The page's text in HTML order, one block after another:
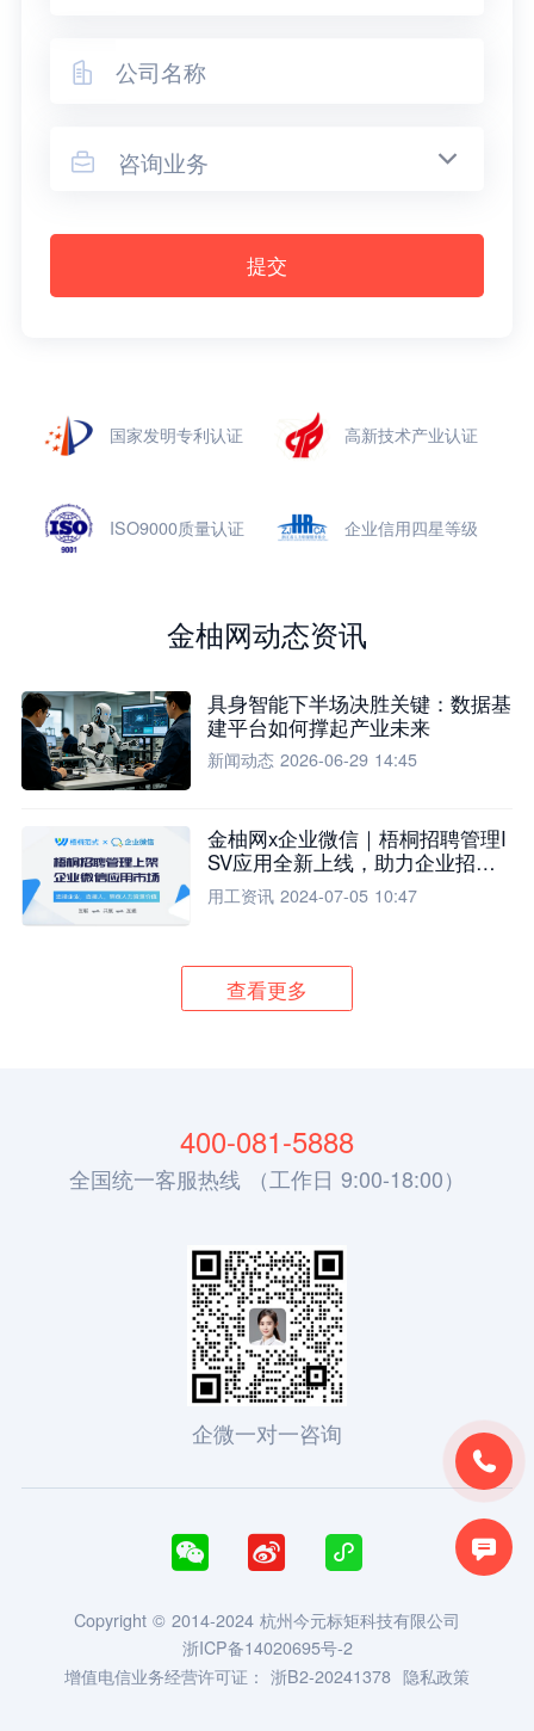

 咨询业务
提交
国家发明专利认证 高新技术产业认证
ISO9000质量认证 企业信用四星等级
金柚网动态资讯
具身智能下半场决胜关键：数据基
建平台如何撑起产业未来
新闻动态 2026-06-29 14:45
金柚网x企业微信｜梧桐招聘管理I
SV应用全新上线，助力企业招聘
流程全面升级
用工资讯 2024-07-05 10:47
查看更多


400-081-5888
全国统一客服热线 （工作日 9:00-18:00）
企微一对一咨询
  
Copyright © 2014-2024 杭州今元标矩科技有限公司
浙ICP备14020695号-2
增值电信业务经营许可证： 浙B2-20241378 隐私政策